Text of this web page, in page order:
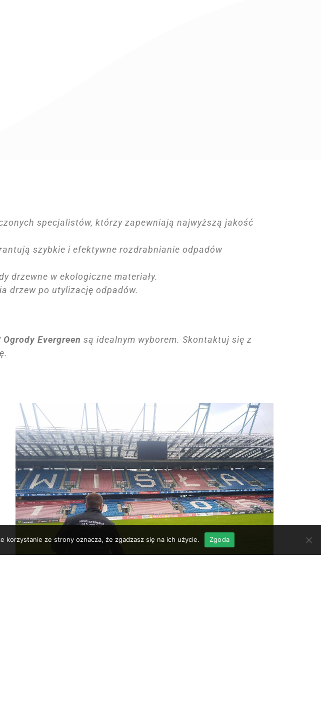
specjalistów, którzy zapewniają najwyższą jakość
szybkie i efektywne rozdrabnianie odpadów
drzewne w ekologiczne materiały.
drzew po utylizację odpadów.
Ogrody Evergreen są idealnym wyborem. Skontaktuj się z
korzystanie ze strony oznacza, że zgadzasz się na ich użycie. Zgoda